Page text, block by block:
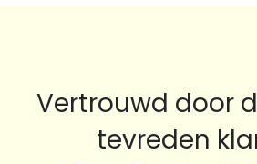
Vertrouwd door
tevreden